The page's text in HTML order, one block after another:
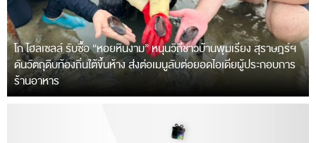
โก โฮลเซลล์ รับซื้อ “หอยหินงาม” หนุนวิถีชาวบ้านพุมเรียง สุราษฎร์ฯ
ดันวัตถุดิบท้องถิ่นใต้ขึ้นห้าง ส่งต่อเมนูลับต่อยอดไอเดียผู้ประกอบการ
ร้านอาหาร